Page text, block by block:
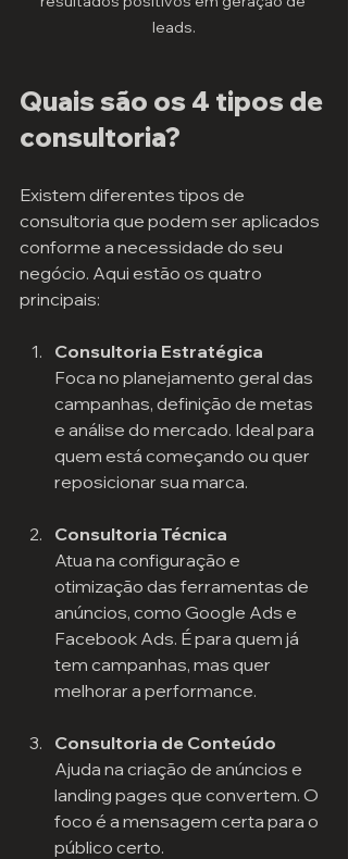
leads.
Quais são os 4 tipos de
consultoria?
Existem diferentes tipos de
consultoria que podem ser aplicados
conforme a necessidade do seu
negócio. Aqui estão os quatro
principais:
Consultoria Estratégica
Foca no planejamento geral das
campanhas, definição de metas
e análise do mercado. Ideal para
quem está começando ou quer
reposicionar sua marca.
Consultoria Técnica
Atua na configuração e
otimização das ferramentas de
anúncios, como Google Ads e
Facebook Ads. É para quem já
tem campanhas, mas quer
melhorar a performance.
Consultoria de Conteúdo
Ajuda na criação de anúncios e
landing pages que convertem. O
foco é a mensagem certa para o
público certo.